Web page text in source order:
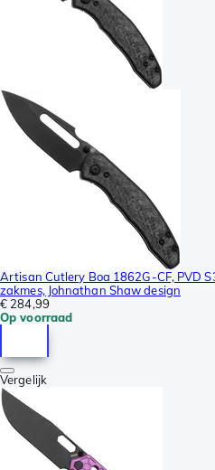
Artisan Cutlery Boa 1862G-CF, PVD
zakmes, Johnathan Shaw design
€ 284,99
Op voorraad
Vergelijk